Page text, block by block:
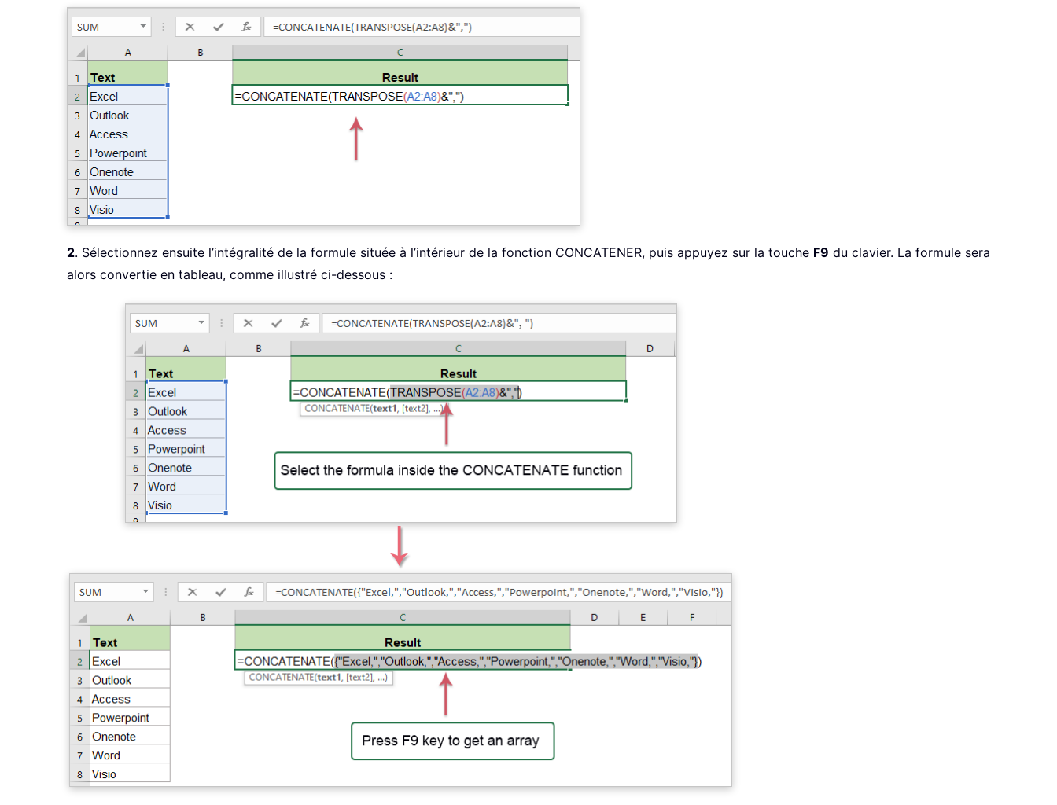
2. Sélectionnez ensuite l’intégralité de la formule située à l’intérieur de la fonction CONCATENER, puis appuyez sur la touche F9 du clavier. La formule sera
alors convertie en tableau, comme illustré ci-dessous :